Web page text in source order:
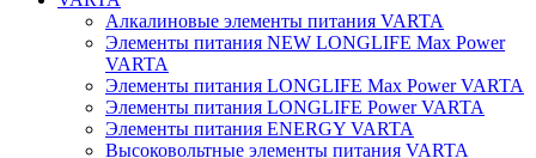
Алкалиновые элементы питания VARTA
Элементы питания NEW LONGLIFE Max Power
VARTA
Элементы питания LONGLIFE Max Power VARTA
Элементы питания LONGLIFE Power VARTA
Элементы питания ENERGY VARTA
Высоковольтные элементы питания VARTA